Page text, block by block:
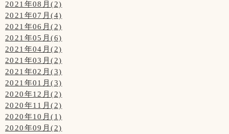
2021年08月(2)
2021年07月(4)
2021年06月(2)
2021年05月(6)
2021年04月(2)
2021年03月(2)
2021年02月(3)
2021年01月(3)
2020年12月(2)
2020年11月(2)
2020年10月(1)
2020年09月(2)